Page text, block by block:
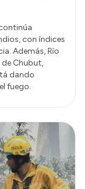
con índices
Además, Río
Chubut,
dando
fuego.